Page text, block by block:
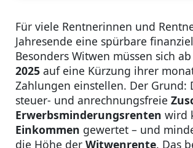
Für viele Rentnerinnen und
Jahresende eine spürbare
Besonders Witwen müssen sich ab
2025 auf eine Kürzung ihrer
Zahlungen einstellen. Der Grund:
steuer- und anrechnungsfreie
Erwerbsminderungsrenten wird
Einkommen gewertet – und
die Höhe der Witwenrente. Das